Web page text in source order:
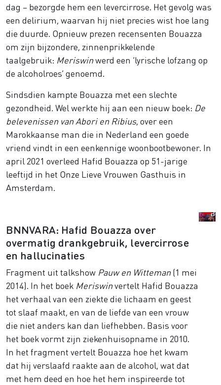
dag – bezorgde hem een levercirrose. Het gevolg was
een delirium, waarvan hij niet precies wist hoe lang
die duurde. Opnieuw prezen recensenten Bouazza
om zijn bijzondere, zinnenprikkelende
taalgebruik: Meriswinwerd een ‘lyrische lofzang op
de alcoholroes’ genoemd.
Sindsdien kampte Bouazza met een slechte
gezondheid. Wel werkte hij aan een nieuw boek: De
belevenissen van Abori en Ribius, over een
Marokkaanse man die in Nederland een goede
vriend vindt in een eenkennige woonbootbewoner. In
april 2021 overleed Hafid Bouazza op 51-jarige
leeftijd in het Onze Lieve Vrouwen Gasthuis in
Amsterdam.
BNNVARA: Hafid Bouazza over
overmatig drankgebruik, levercirrose
en hallucinaties
Fragment uit talkshow Pauw en Witteman(1 mei
2014). In het boek Meriswinvertelt Hafid Bouazza
het verhaal van een ziekte die lichaam en geest
tot slaaf maakt, en van de liefde van een vrouw
die niet anders kan dan liefhebben. Basis voor
het boek vormt zijn ziekenhuisopname in 2010.
In het fragment vertelt Bouazza hoe het kwam
dat hij verslaafd raakte aan de alcohol, wat dat
met hem deed en hoe het hem inspireerde tot